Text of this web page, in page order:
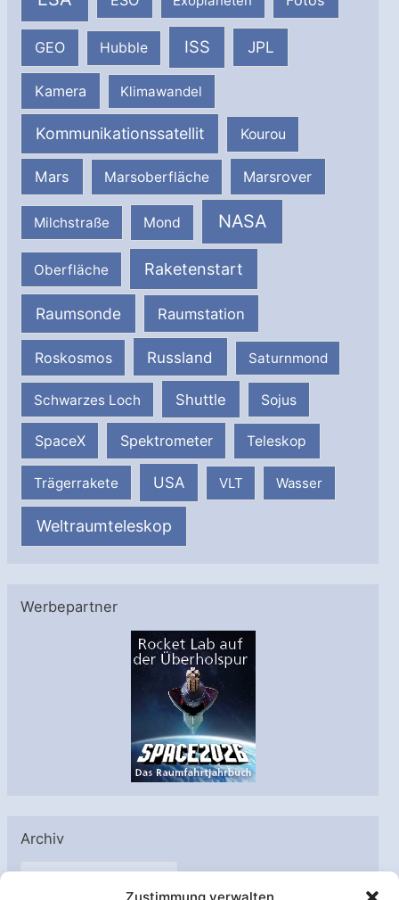
GEO Hubble ISS JPL
Kamera Klimawandel
Kommunikationssatellit Kourou
Mars Marsoberfläche Marsrover
Milchstraße Mond NASA
Oberfläche Raketenstart
Raumsonde Raumstation
Roskosmos Russland Saturnmond
Schwarzes Loch Shuttle Sojus
SpaceX Spektrometer Teleskop
Trägerrakete USA VLT Wasser
Weltraumteleskop
Werbepartner
Archiv
A